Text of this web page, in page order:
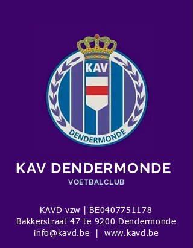
KAV DENDERMONDE
VOETBALCLUB
KAVD vzw | BE0407751178
Bakkerstraat 47 te 9200 Dendermonde
info@kavd.be |www.kavd.be